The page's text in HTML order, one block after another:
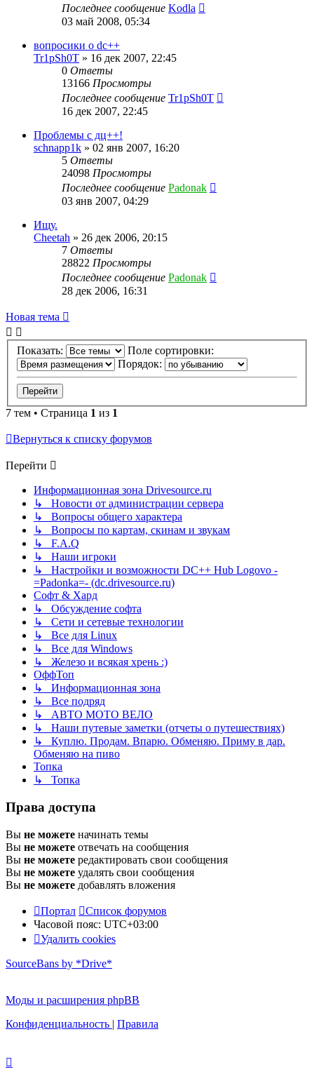
Последнее сообщение Kodla
03 май 2008, 05:34
вопросики о dc++
Tr1pSh0T » 16 дек 2007, 22:45
0 Ответы
13166 Просмотры
Последнее сообщение Tr1pSh0T
16 дек 2007, 22:45
Проблемы с дц++!
schnapp1k » 02 янв 2007, 16:20
5 Ответы
24098 Просмотры
Последнее сообщение Padonak
03 янв 2007, 04:29
Ищу.
Cheetah » 26 дек 2006, 20:15
7 Ответы
28822 Просмотры
Последнее сообщение Padonak
28 дек 2006, 16:31
Новая тема
Показать:
Поле сортировки:
Порядок:
7 тем • Страница 1 из 1
Вернуться к списку форумов
Перейти
Информационная зона Drivesource.ru
↳ Новости от администрации сервера
↳ Вопросы общего характера
↳ Вопросы по картам, скинам и звукам
↳ F.A.Q
↳ Наши игроки
↳ Настройки и возможности DC++ Hub Logovo -
=Padonka=- (dc.drivesource.ru)
Софт & Хард
↳ Обсуждение софта
↳ Сети и сетевые технологии
↳ Все для Linux
↳ Все для Windows
↳ Железо и всякая хрень :)
ОффТоп
↳ Информационная зона
↳ Все подряд
↳ АВТО МОТО ВЕЛО
↳ Наши путевые заметки (отчеты о путешествиях)
↳ Куплю. Продам. Впарю. Обменяю. Приму в дар.
Обменяю на пиво
Топка
↳ Топка
Права доступа
Вы не можете начинать темы
Вы не можете отвечать на сообщения
Вы не можете редактировать свои сообщения
Вы не можете удалять свои сообщения
Вы не можете добавлять вложения
Портал
Список форумов
Часовой пояс: UTC+03:00
Удалить cookies
SourceBans by *Drive*
Моды и расширения phpBB
Конфиденциальность | Правила